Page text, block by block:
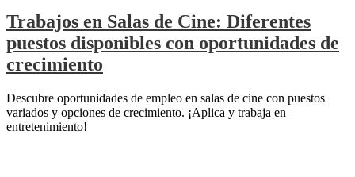
Trabajos en Salas de Cine: Diferentes
puestos disponibles con oportunidades de
crecimiento
Descubre oportunidades de empleo en salas de cine con puestos
variados y opciones de crecimiento. ¡Aplica y trabaja en
entretenimiento!